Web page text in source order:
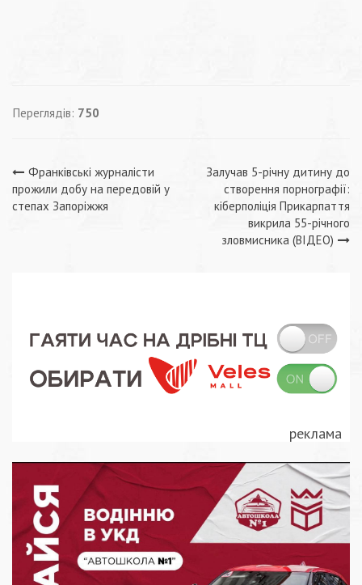
Переглядів: 750
Навігація
записів
Франківські журналісти
прожили добу на передовій у
степах Запоріжжя
Залучав 5-річну дитину до
створення порнографії:
кіберполіція Прикарпаття
викрила 55-річного
зловмисника (ВІДЕО)